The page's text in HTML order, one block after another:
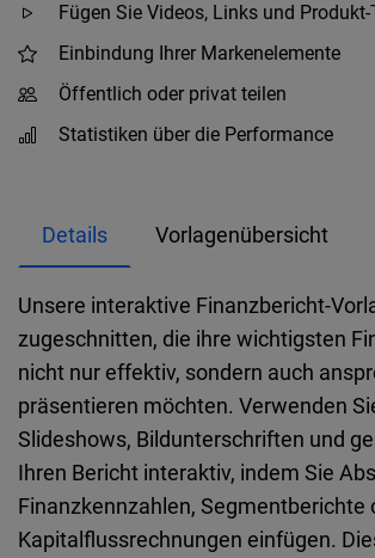
Fügen Sie Videos, Links und
Einbindung Ihrer Markenelemente
Öffentlich oder privat teilen
Statistiken über die Performance
Details Vorlagenübersicht
Unsere interaktive Finanzbericht-
zugeschnitten, die ihre wichtigsten
nicht nur effektiv, sondern auch
präsentieren möchten. Verwenden
Slideshows, Bildunterschriften und
Ihren Bericht interaktiv, indem Sie
Finanzkennzahlen, Segmentberichte
Kapitalflussrechnungen einfügen.